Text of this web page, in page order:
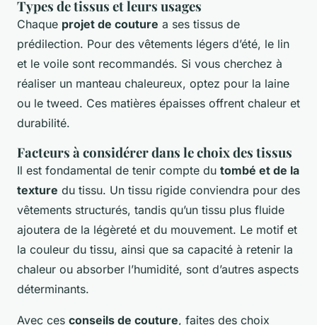
Types de tissus et leurs usages
Chaque projet de couture a ses tissus de
prédilection. Pour des vêtements légers d’été, le lin
et le voile sont recommandés. Si vous cherchez à
réaliser un manteau chaleureux, optez pour la laine
ou le tweed. Ces matières épaisses offrent chaleur et
durabilité.
Facteurs à considérer dans le choix des tissus
Il est fondamental de tenir compte du tombé et de la
texture du tissu. Un tissu rigide conviendra pour des
vêtements structurés, tandis qu’un tissu plus fluide
ajoutera de la légèreté et du mouvement. Le motif et
la couleur du tissu, ainsi que sa capacité à retenir la
chaleur ou absorber l’humidité, sont d’autres aspects
déterminants.
Avec ces conseils de couture, faites des choix